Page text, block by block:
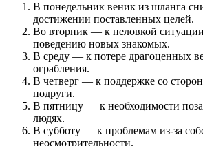
В понедельник веник из шланга
достижении поставленных целей.
Во вторник — к неловкой
поведению новых знакомых.
В среду — к потере драгоценных
ограбления.
В четверг — к поддержке со
подруги.
В пятницу — к необходимости
людях.
В субботу — к проблемам из-за
неосмотрительности.